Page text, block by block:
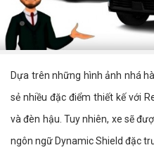
Dựa trên những hình ảnh nhá
sẻ nhiều đặc điểm thiết kế với
và đèn hậu. Tuy nhiên, xe sẽ
ngôn ngữ Dynamic Shield đặc